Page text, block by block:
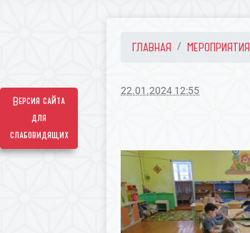
Версия сайта
для
слабовидящих
ГЛАВНАЯ МЕРОПРИЯТИЯ
22.01.2024 12:55